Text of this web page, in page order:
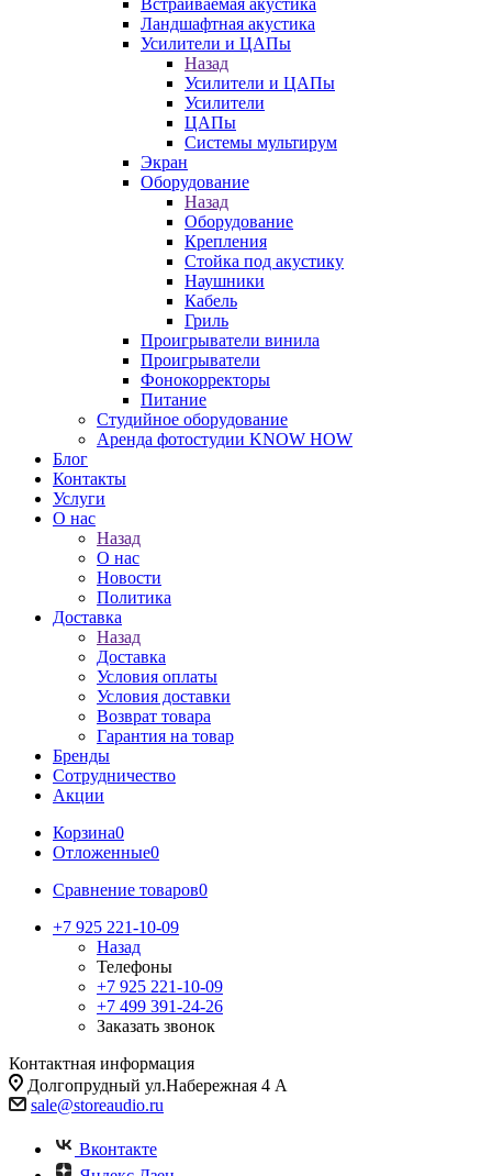
Встраиваемая акустика
Ландшафтная акустика
Усилители и ЦАПы
Назад
Усилители и ЦАПы
Усилители
ЦАПы
Системы мультирум
Экран
Оборудование
Назад
Оборудование
Крепления
Стойка под акустику
Наушники
Кабель
Гриль
Проигрыватели винила
Проигрыватели
Фонокорректоры
Питание
Студийное оборудование
Аренда фотостудии KNOW HOW
Блог
Контакты
Услуги
О нас
Назад
О нас
Новости
Политика
Доставка
Назад
Доставка
Условия оплаты
Условия доставки
Возврат товара
Гарантия на товар
Бренды
Сотрудничество
Акции
Корзина0
Отложенные0
Сравнение товаров0
+7 925 221-10-09
Назад
Телефоны
+7 925 221-10-09
+7 499 391-24-26
Заказать звонок
Контактная информация
Долгопрудный ул.Набережная 4 А
sale@storeaudio.ru
Вконтакте